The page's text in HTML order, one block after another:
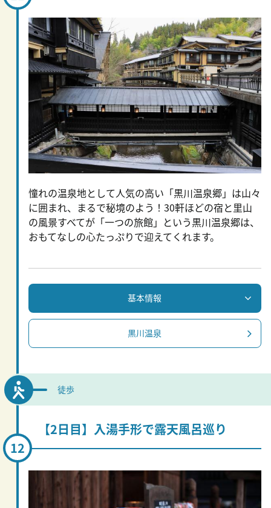
憧れの温泉地として人気の高い「黒川温泉郷」は山々
に囲まれ、まるで秘境のよう！30軒ほどの宿と里山
の風景すべてが「一つの旅館」という黒川温泉郷は、
おもてなしの心たっぷりで迎えてくれます。
基本情報
黒川温泉
徒歩
【2日目】入湯手形で露天風呂巡り